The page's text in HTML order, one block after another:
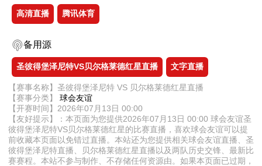
高清直播 腾讯体育
备用源
圣彼得堡泽尼特VS贝尔格莱德红星直播 文字直播
【赛事名称】圣彼得堡泽尼特 VS 贝尔格莱德红星直播
【赛事分类】 球会友谊
【开赛时间】2026年07月13日 00:00
【友好提示】：本页面为您提供2026年07月13日 00:00 球会友谊圣
彼得堡泽尼特VS贝尔格莱德红星的比赛直播，喜欢球会友谊可以提
前收藏本页面以免错过直播。本站还为您提供相关球会友谊直播、圣
彼得堡泽尼特直播、贝尔格莱德红星直播以及两队历史交锋、最新比
赛赛程。本站不参与制作、不存储任何资源由。如果本页面已过期，